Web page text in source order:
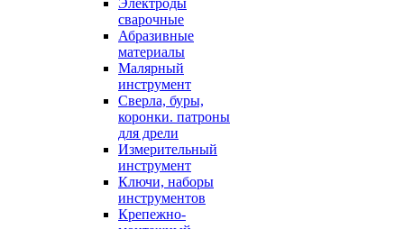
Электроды
сварочные
Абразивные
материалы
Малярный
инструмент
Сверла, буры,
коронки. патроны
для дрели
Измерительный
инструмент
Ключи, наборы
инструментов
Крепежно-